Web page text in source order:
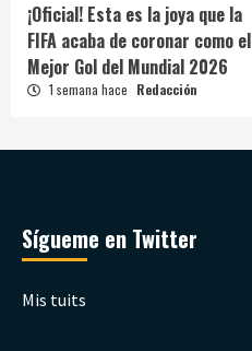
¡Oficial! Esta es la joya que la
FIFA acaba de coronar como el
Mejor Gol del Mundial 2026
1 semana hace Redacción
Sígueme en Twitter
Mis tuits